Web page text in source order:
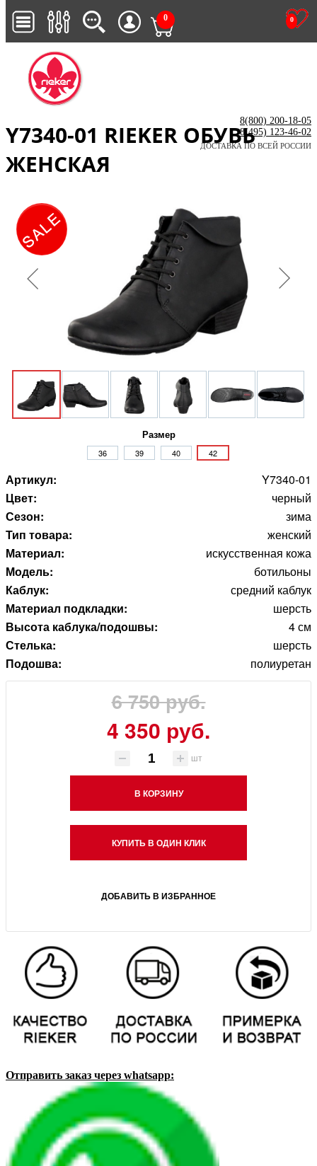
0
0
8(800) 200-18-05
8(495) 123-46-02
ДОСТАВКА ПО ВСЕЙ РОССИИ
Y7340-01 RIEKER ОБУВЬ
ЖЕНСКАЯ
Размер
36 39 40 42
Артикул:
Y7340-01
Цвет:
черный
Сезон:
зима
Тип товара:
женский
Материал:
искусственная кожа
Модель:
ботильоны
Каблук:
средний каблук
Материал подкладки:
шерсть
Высота каблука/подошвы:
4 см
Стелька:
шерсть
Подошва:
полиуретан
6 750 руб.
4 350 руб.
шт
В КОРЗИНУ
КУПИТЬ В ОДИН КЛИК
ДОБАВИТЬ В ИЗБРАННОЕ
Отправить заказ через whatsapp: